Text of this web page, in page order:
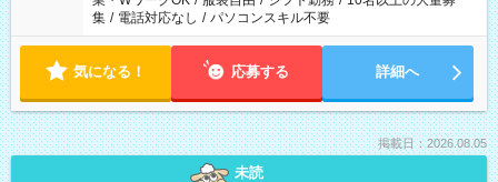
集 / 電話対応なし / パソコンスキル不要
気になる！ 応募する 詳細へ
掲載日：2026.08.05
未読